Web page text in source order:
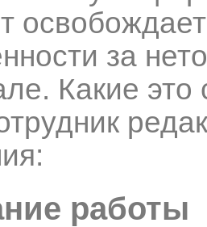
за
Какие это
работы